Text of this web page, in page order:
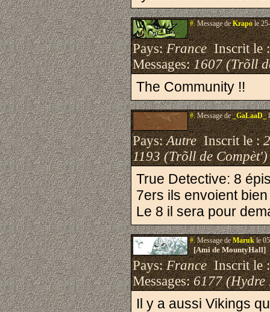
#.Message deKrapole
Pays:FranceInscrit le
Messages:1607 (Trõll
The Community !!
#.Message de_GaLaaD_
Pays:AutreInscrit le :
1193 (Trõll de Compèt')
True Detective: 8
7ers ils envoient
Le 8 il sera pour
#.Message deMarukle
[Ami de MountyHall]
Pays:FranceInscrit le
Messages:6177 (Hydre
Il y a aussi Vikings